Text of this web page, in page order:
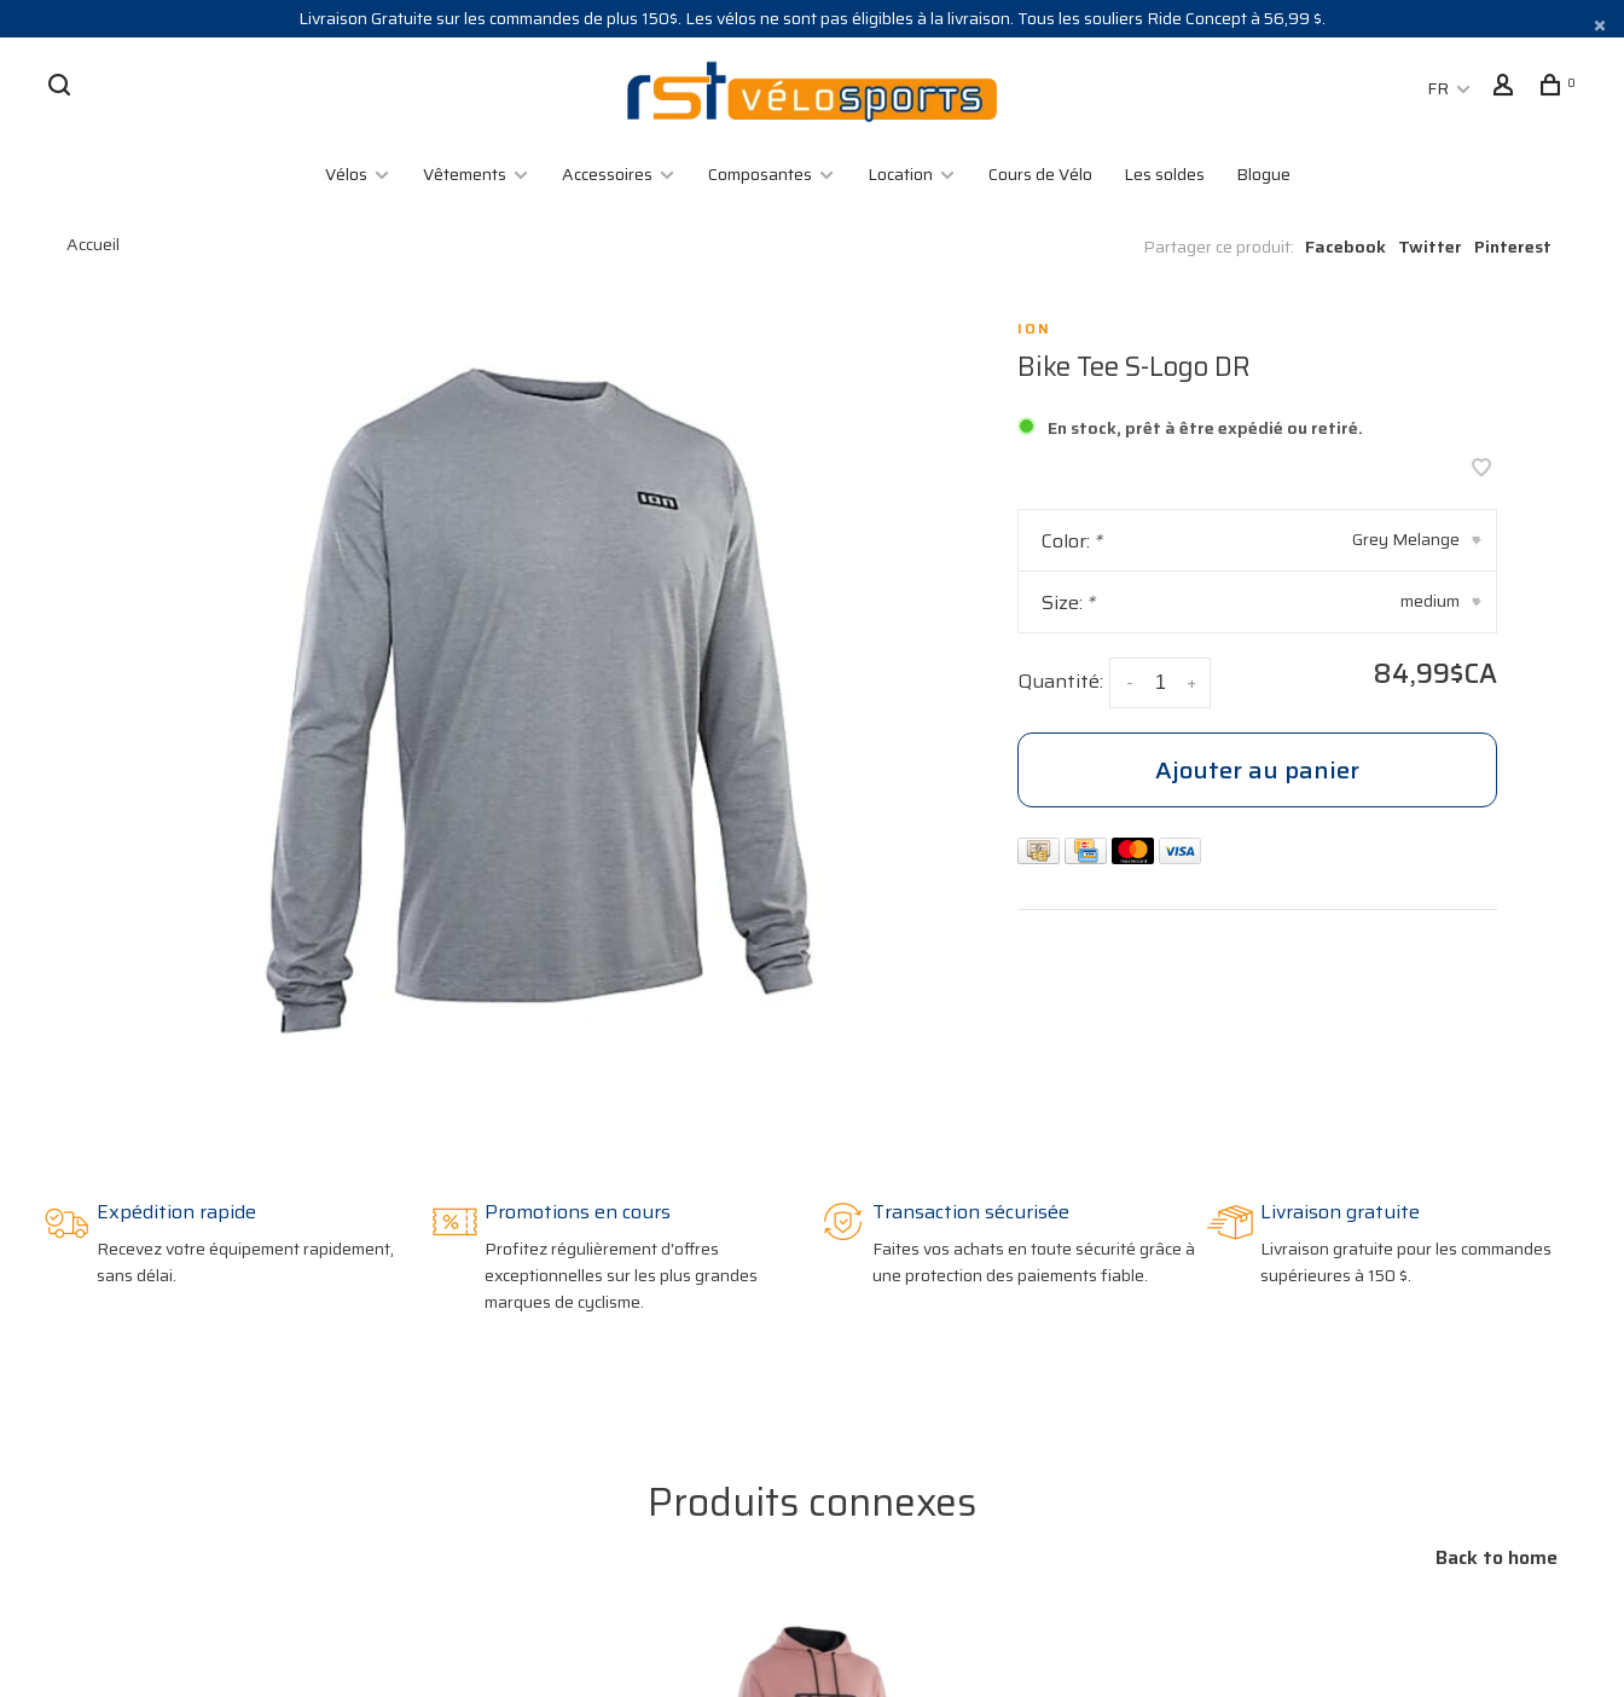
Livraison Gratuite sur les commandes de plus 150$. Les vélos ne sont pas éligibles à la livraison. Tous les souliers Ride Concept à 56,99 $.
FR 0
Vélos Vêtements Accessoires Composantes Location Cours de Vélo Les soldes Blogue
Accueil Partager ce produit: Facebook Twitter Pinterest
ION
Bike Tee S-Logo DR
En stock, prêt à être expédié ou retiré.
Color: * Grey Melange ▾
Size: * medium ▾
Quantité: +
- 84,99$CA
Ajouter au panier
Expédition rapide
Recevez votre équipement rapidement,
sans délai.
Promotions en cours
Profitez régulièrement d'offres
exceptionnelles sur les plus grandes
marques de cyclisme.
Transaction sécurisée
Faites vos achats en toute sécurité grâce à
une protection des paiements fiable.
Livraison gratuite
Livraison gratuite pour les commandes
supérieures à 150 $.
Produits connexes
Back to home